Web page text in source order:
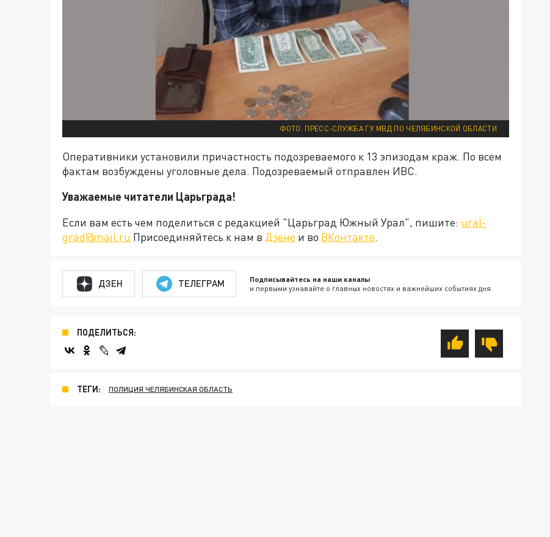
ФОТО: ПРЕСС-СЛУЖБА ГУ МВД ПО ЧЕЛЯБИНСКОЙ ОБЛАСТИ
Оперативники установили причастность подозреваемого к 13 эпизодам краж. По всем
фактам возбуждены уголовные дела. Подозреваемый отправлен ИВС.
Уважаемые читатели Царьграда!
Если вам есть чем поделиться с редакцией "Царьград Южный Урал", пишите: ural-
grad@mail.ru Присоединяйтесь к нам в Дзене и во ВКонтакте.
ДЗЕН ТЕЛЕГРАМ Подписывайтесь на наши каналы
и первыми узнавайте о главных новостях и важнейших событиях дня.
ПОДЕЛИТЬСЯ:
ТЕГИ: ПОЛИЦИЯ ЧЕЛЯБИНСКАЯ ОБЛАСТЬ